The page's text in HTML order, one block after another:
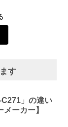
す
C271」の違い
ーカー】